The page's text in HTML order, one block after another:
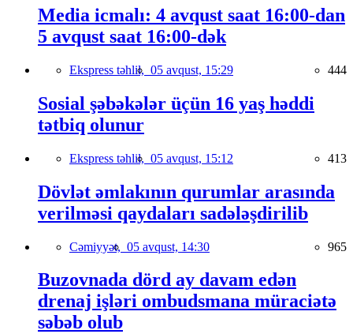
Media icmalı: 4 avqust saat 16:00-dan
5 avqust saat 16:00-dək
Ekspress təhlil, 05 avqust, 15:29 444
Sosial şəbəkələr üçün 16 yaş həddi
tətbiq olunur
Ekspress təhlil, 05 avqust, 15:12 413
Dövlət əmlakının qurumlar arasında
verilməsi qaydaları sadələşdirilib
Cəmiyyət, 05 avqust, 14:30 965
Buzovnada dörd ay davam edən
drenaj işləri ombudsmana müraciətə
səbəb olub